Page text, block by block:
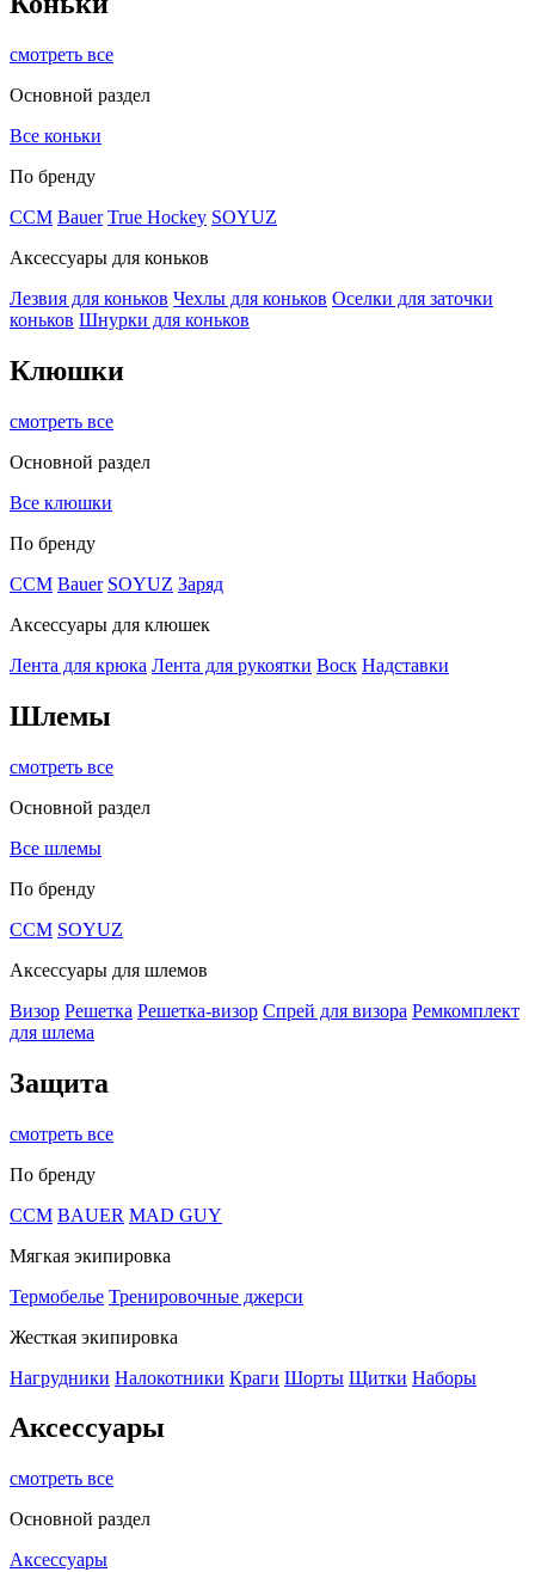
смотреть все
Основной раздел
Все коньки
По бренду
ССМ Bauer True Hockey SOYUZ
Аксессуары для коньков
Лезвия для коньков Чехлы для коньков Оселки для заточки
коньков Шнурки для коньков
Клюшки
смотреть все
Основной раздел
Все клюшки
По бренду
CCM Bauer SOYUZ Заряд
Аксессуары для клюшек
Лента для крюка Лента для рукоятки Воск Надставки
Шлемы
смотреть все
Основной раздел
Все шлемы
По бренду
CCM SOYUZ
Аксессуары для шлемов
Визор Решетка Решетка-визор Спрей для визора Ремкомплект
для шлема
Защита
смотреть все
По бренду
CCM BAUER MAD GUY
Мягкая экипировка
Термобелье Тренировочные джерси
Жесткая экипировка
Нагрудники Налокотники Краги Шорты Щитки Наборы
Аксессуары
смотреть все
Основной раздел
Аксессуары